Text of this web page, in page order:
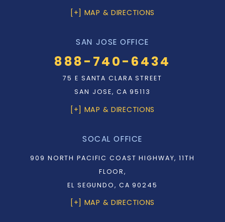
[+] MAP & DIRECTIONS
SAN JOSE OFFICE
888-740-6434
75 E SANTA CLARA STREET
SAN JOSE, CA 95113
[+] MAP & DIRECTIONS
SOCAL OFFICE
909 NORTH PACIFIC COAST HIGHWAY, 11TH
FLOOR,
EL SEGUNDO, CA 90245
[+] MAP & DIRECTIONS